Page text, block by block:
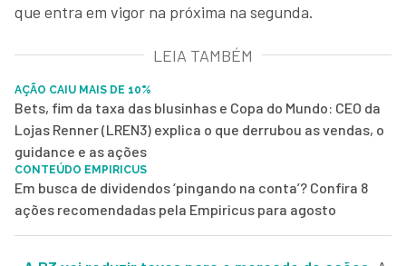
que entra em vigor na próxima na segunda.
LEIA TAMBÉM
AÇÃO CAIU MAIS DE 10%
Bets, fim da taxa das blusinhas e Copa do Mundo: CEO da
Lojas Renner (LREN3) explica o que derrubou as vendas, o
guidance e as ações
CONTEÚDO EMPIRICUS
Em busca de dividendos ‘pingando na conta’? Confira 8
ações recomendadas pela Empiricus para agosto